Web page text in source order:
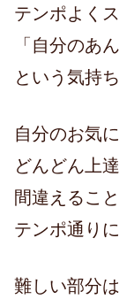
テンポよく
「自分のあ
という気持
自分のお気
どんどん上
間違えるこ
テンポ通り
難しい部分は